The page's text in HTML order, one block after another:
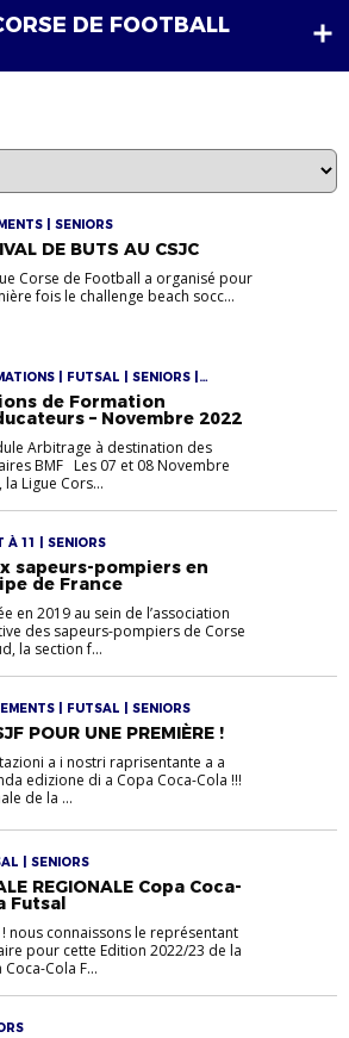
DE FOOTBALL
| SENIORS
DE BUTS AU CSJC
Corse de Football a organisé pour
fois le challenge beach socc...
| FUTSAL | SENIORS |
de Formation
– Novembre 2022
Arbitrage à destination des
BMF Les 07 et 08 Novembre
la Ligue Cors...
À 11 | SENIORS
sapeurs-pompiers en
de France
en 2019 au sein de l’association
des sapeurs-pompiers de Corse
la section f...
| FUTSAL | SENIORS
POUR UNE PREMIÈRE !
a i nostri raprisentante a a
edizione di a Copa Coca-Cola !!!
de la ...
| SENIORS
REGIONALE Copa Coca-
Futsal
nous connaissons le représentant
pour cette Edition 2022/23 de la
Coca-Cola F...